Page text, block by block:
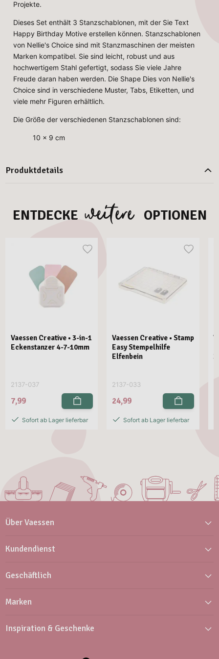
Projekte.
Dieses Set enthält 3 Stanzschablonen, mit der Sie Text
Happy Birthday Motive erstellen können. Stanzschablonen
von Nellie's Choice sind mit Stanzmaschinen der meisten
Marken kompatibel. Sie sind leicht, robust und aus
hochwertigem Stahl gefertigt, sodass Sie viele Jahre
Freude daran haben werden. Die Shape Dies von Nellie's
Choice sind in verschiedene Muster, Tabs, Etiketten, und
viele mehr Figuren erhältlich.
Die Größe der verschiedenen Stanzschablonen sind:
10 x 9 cm
Produktdetails
ENTDECKE weitere OPTIONEN
Vaessen Creative • 3-in-1
Eckenstanzer 4-7-10mm
2137-037
7,99
Sofort ab Lager lieferbar
Vaessen Creative • Stamp
Easy Stempelhilfe
Elfenbein
2137-033
24,99
Sofort ab Lager lieferbar
Über Vaessen
Kundendienst
Geschäftlich
Marken
Inspiration & Geschenke